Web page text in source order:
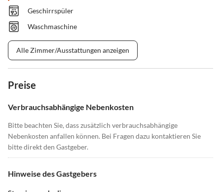
Geschirrspüler
Waschmaschine
Alle Zimmer/Ausstattungen anzeigen
Preise
Verbrauchsabhängige Nebenkosten
Bitte beachten Sie, dass zusätzlich verbrauchsabhängige
Nebenkosten anfallen können. Bei Fragen dazu kontaktieren Sie
bitte direkt den Gastgeber.
Hinweise des Gastgebers